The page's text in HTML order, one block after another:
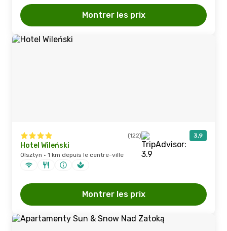
Montrer les prix
(122) 3,9
Hotel Wileński
Olsztyn · 1 km depuis le centre-ville
Montrer les prix